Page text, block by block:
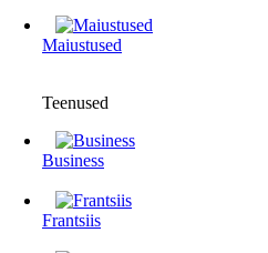
Maiustused
Teenused
Business
Frantsiis